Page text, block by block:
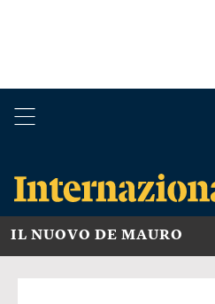
IL NUOVO DE MAURO